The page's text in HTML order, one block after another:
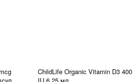
ChildLife Organic Vitamin D3 400